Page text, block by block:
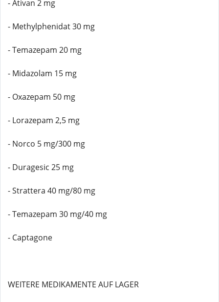
- Ativan 2 mg
- Methylphenidat 30 mg
- Temazepam 20 mg
- Midazolam 15 mg
- Oxazepam 50 mg
- Lorazepam 2,5 mg
- Norco 5 mg/300 mg
- Duragesic 25 mg
- Strattera 40 mg/80 mg
- Temazepam 30 mg/40 mg
- Captagone
WEITERE MEDIKAMENTE AUF LAGER